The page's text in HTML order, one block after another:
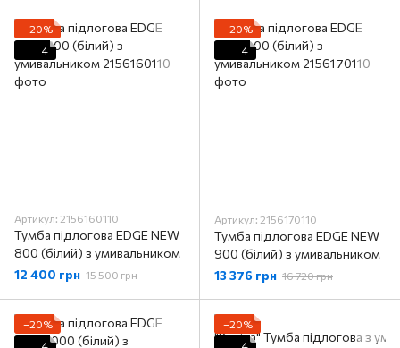
−20%
4
Артикул: 2156160110
Тумба підлогова EDGE NEW
800 (білий) з умивальником
12 400 грн 15 500 грн
−20%
4
Артикул: 2156170110
Тумба підлогова EDGE NEW
900 (білий) з умивальником
13 376 грн 16 720 грн
−20%
4
−20%
4